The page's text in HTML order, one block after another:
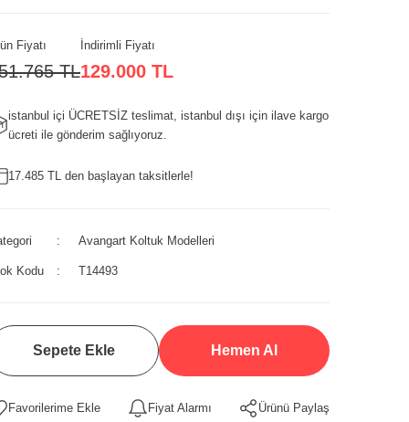
Fiyatı
TL
İndirimli Fiyatı
129.000 TL
istanbul içi ÜCRETSİZ teslimat, istanbul dışı için ilave kargo
ücreti ile gönderim sağlıyoruz.
17.485 TL den başlayan taksitlerle!
Avangart Koltuk Modelleri
Kodu T14493
Sepete Ekle Hemen Al
Fiyat Alarmı Ürünü Paylaş